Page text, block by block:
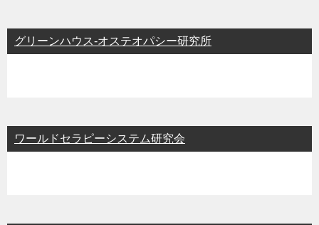
グリーンハウス-オステオパシー研究所
ワールドセラピーシステム研究会